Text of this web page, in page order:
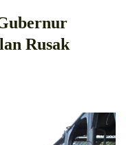
Rusak